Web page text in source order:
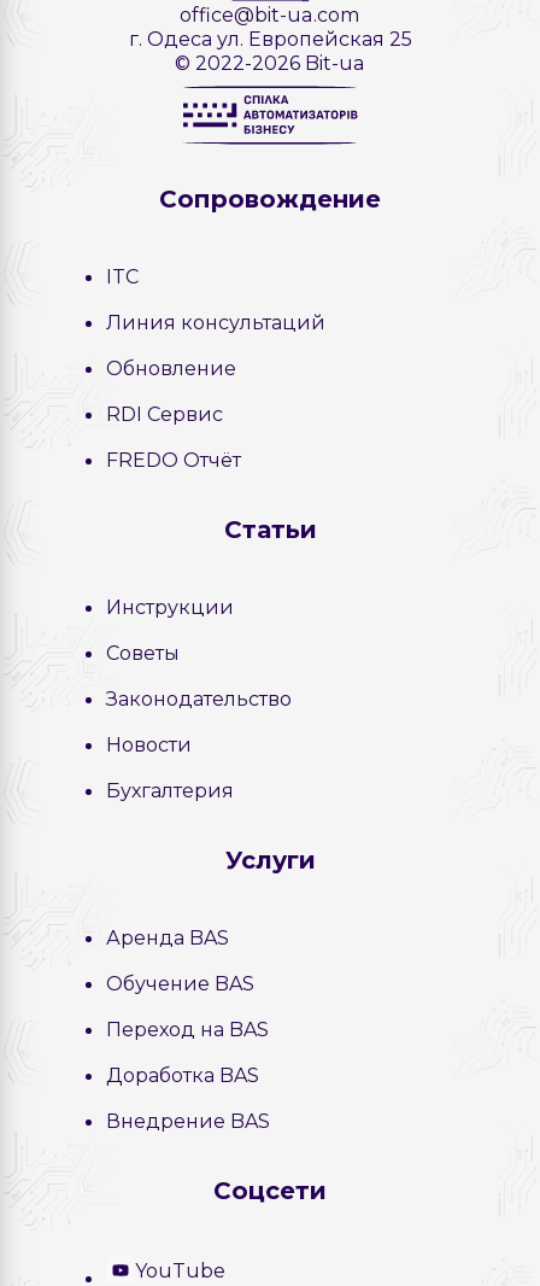
office@bit-ua.com
г. Одеса ул. Европейская 25
© 2022-2026 Bit-ua
Сопровождение
ITC
Линия консультаций
Обновление
RDI Сервис
FREDO Отчёт
Статьи
Инструкции
Советы
Законодательство
Новости
Бухгалтерия
Услуги
Аренда BAS
Обучение BAS
Переход на BAS
Доработка BAS
Внедрение BAS
Соцсети
YouTube